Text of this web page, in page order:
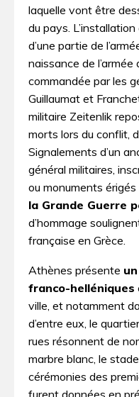
laquelle vont être
du pays.
d’une partie de
naissance de
commandée par les
Guillaumat et
militaire Zeitenlik
morts lors du conflit,
Signalements d’un
général militaires,
ou monuments érigés
la Grande Guerre
d’hommage
française en Grèce.
Athènes présente
franco-helléniques
ville, et notamment
d’entre eux, le
rues résonnent de
marbre blanc, le
cérémonies des